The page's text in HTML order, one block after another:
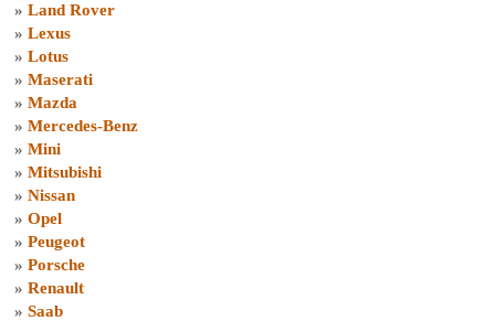
» Land Rover
» Lexus
» Lotus
» Maserati
» Mazda
» Mercedes-Benz
» Mini
» Mitsubishi
» Nissan
» Opel
» Peugeot
» Porsche
» Renault
» Saab